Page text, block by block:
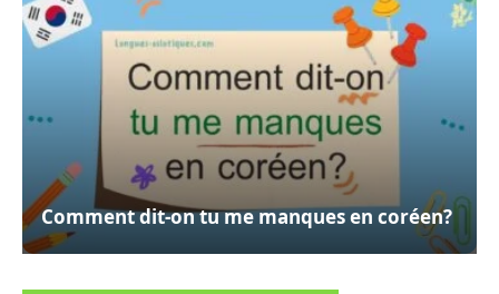
Comment dit-on tu me manques en coréen?